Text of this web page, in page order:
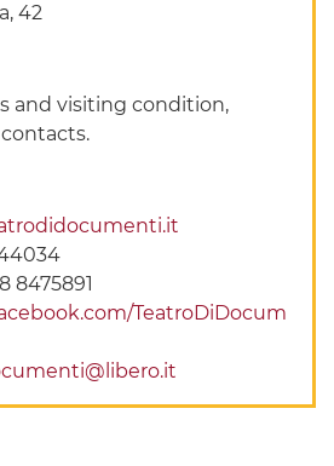
42
and visiting condition,
8475891
TeatroDiDocum